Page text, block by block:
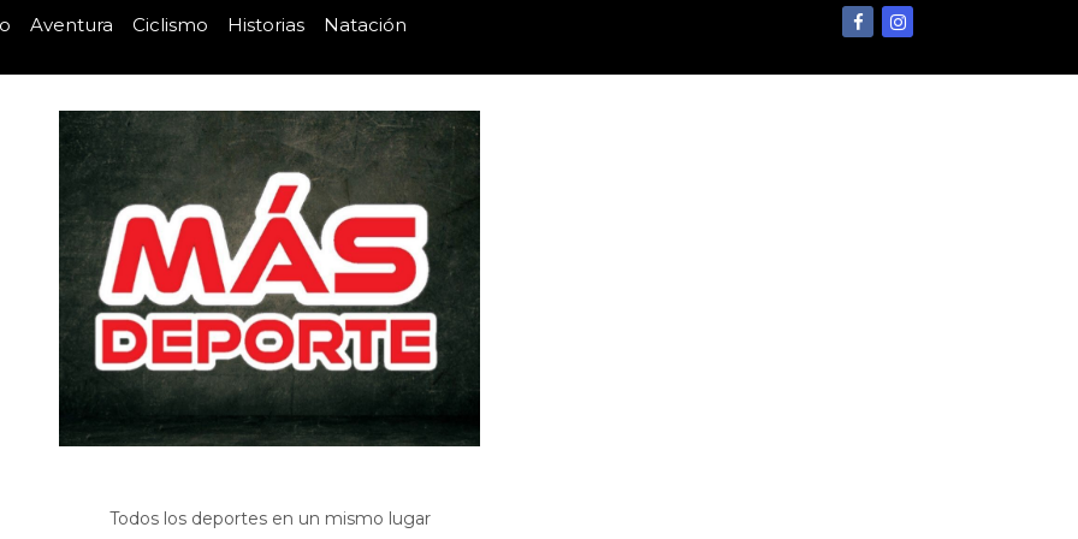
Aventura Ciclismo Historias
Natación
Todos los deportes en un mismo lugar